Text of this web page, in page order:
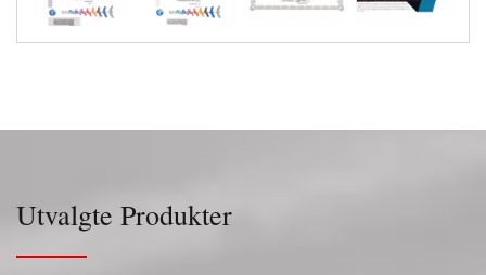
Utvalgte Produkter